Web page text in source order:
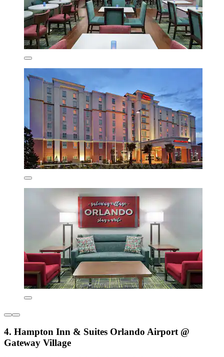
4. Hampton Inn & Suites Orlando Airport @
Gateway Village